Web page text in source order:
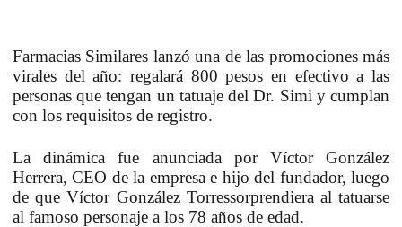
Farmacias Similares lanzó una de las promociones más
virales del año: regalará 800 pesos en efectivo a las
personas que tengan un tatuaje del Dr. Simi y cumplan
con los requisitos de registro.
La dinámica fue anunciada por Víctor González
Herrera, CEO de la empresa e hijo del fundador, luego
de queVíctor González Torressorprendiera al tatuarse
al famoso personaje a los 78 años de edad.